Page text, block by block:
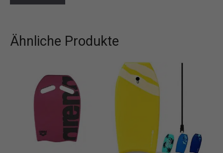
Ähnliche Produkte